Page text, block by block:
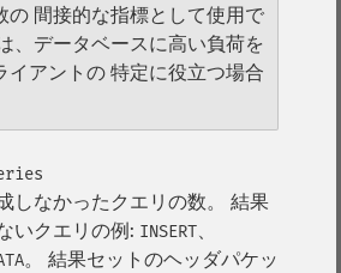
の 間接的な指標として使用で
、データベースに高い負荷を
イアントの 特定に役立つ場合
しなかったクエリの数。 結果
いクエリの例: INSERT、
。 結果セットのヘッダパケッ